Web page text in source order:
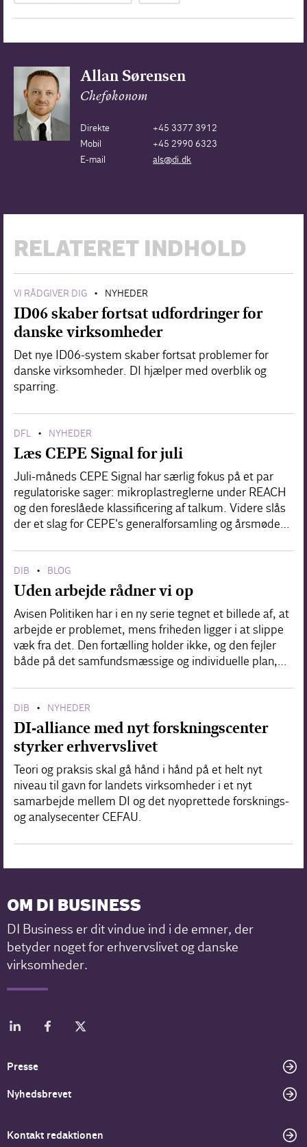
Allan Sørensen
Cheføkonom
Direkte
+45 3377 3912
Mobil
+45 2990 6323
E-mail
als@di.dk
RELATERET INDHOLD
VI RÅDGIVER DIG • NYHEDER
ID06 skaber fortsat udfordringer for
danske virksomheder
Det nye ID06-system skaber fortsat problemer for
danske virksomheder. DI hjælper med overblik og
sparring.
DFL • NYHEDER
Læs CEPE Signal for juli
Juli-måneds CEPE Signal har særlig fokus på et par
regulatoriske sager: mikroplastreglerne under REACH
og den foreslåede klassificering af talkum. Videre slås
der et slag for CEPE's generalforsamling og årsmøde…
DIB • BLOG
Uden arbejde rådner vi op
Avisen Politiken har i en ny serie tegnet et billede af, at
arbejde er problemet, mens friheden ligger i at slippe
væk fra det. Den fortælling holder ikke, og den fejler
både på det samfundsmæssige og individuelle plan,…
DIB • NYHEDER
DI-alliance med nyt forskningscenter
styrker erhvervslivet
Teori og praksis skal gå hånd i hånd på et helt nyt
niveau til gavn for landets virksomheder i et nyt
samarbejde mellem DI og det nyoprettede forsknings-
og analysecenter CEFAU.
OM DI BUSINESS
DI Business er dit vindue ind i de emner, der
betyder noget for erhvervslivet og danske
virksomheder.
Presse
Nyhedsbrevet
Kontakt redaktionen